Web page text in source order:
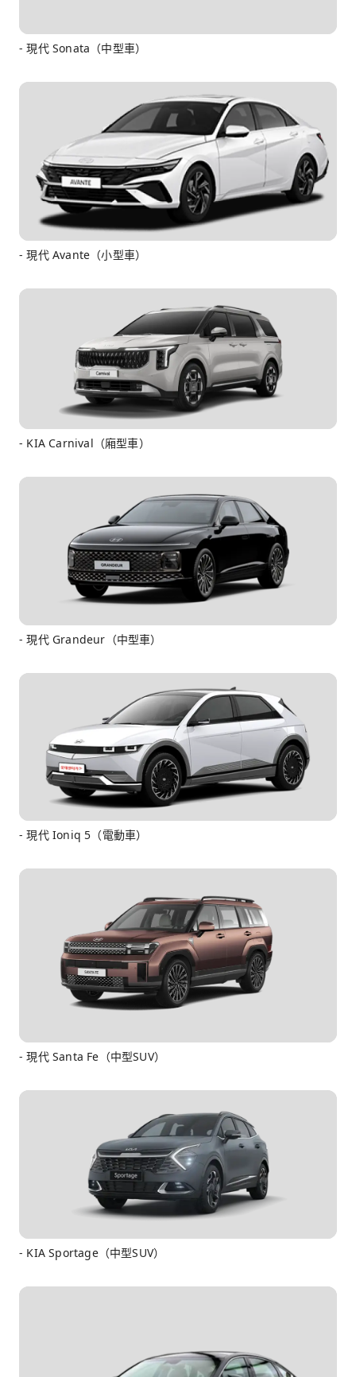
- 現代 Sonata（中型車）
- 現代 Avante（小型車）
- KIA Carnival（廂型車）
- 現代 Grandeur（中型車）
- 現代 Ioniq 5（電動車）
- 現代 Santa Fe（中型SUV）
- KIA Sportage（中型SUV）